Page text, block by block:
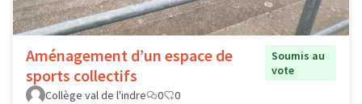
Aménagement d’un espace de
sports collectifs
Soumis au
vote
Collège val de l'indre
0 0